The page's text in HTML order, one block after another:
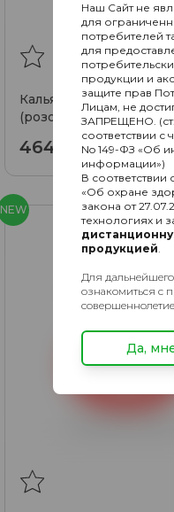
Кальян Nanosmoke
(розовый)
4640₽
NEW
Наш Сайт не
для
потребителей
для
продукции и
защите прав
Лицам, не
ЗАПРЕЩЕНО.
соответствии с
No 149-ФЗ «Об
информации»)
В
«Об охране
закона от
технологиях и
продукцией.
Для
ознакомиться с
Да,